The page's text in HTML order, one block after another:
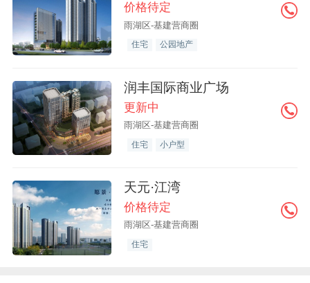
价格待定
雨湖区-基建营商圈
住宅 公园地产
润丰国际商业广场
更新中
雨湖区-基建营商圈
住宅 小户型
天元·江湾
价格待定
雨湖区-基建营商圈
住宅